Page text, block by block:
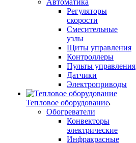
Автоматика
Регуляторы
скорости
Смесительные
узлы
Щиты управления
Контроллеры
Пульты управления
Датчики
Электроприводы
Тепловое оборудование
Обогреватели
Конвекторы
электрические
Инфракрасные